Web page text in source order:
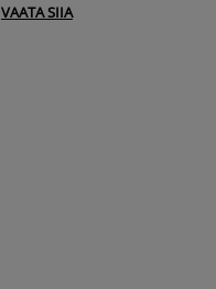
VAATA SIIA